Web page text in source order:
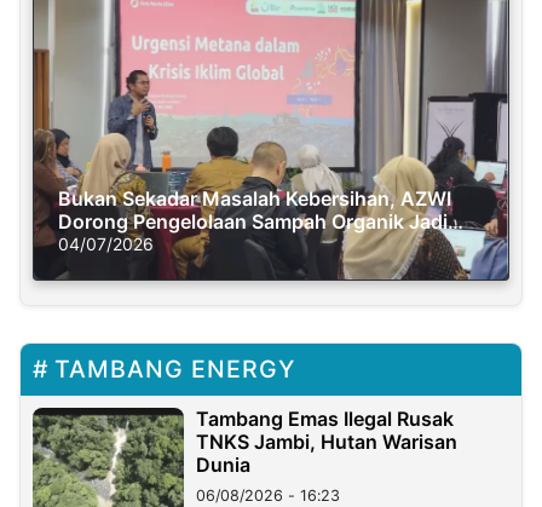
Bukan Sekadar Masalah Kebersihan, AZWI
Dorong Pengelolaan Sampah Organik Jadi
Solusi Krisis Iklim
04/07/2026
TAMBANG ENERGY
Tambang Emas Ilegal Rusak
TNKS Jambi, Hutan Warisan
Dunia
06/08/2026 - 16:23